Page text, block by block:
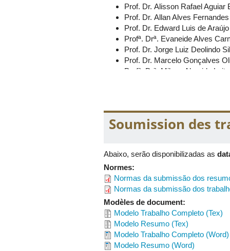
Prof. Dr. Alisson Rafael
Prof. Dr. Allan Alves
Prof. Dr. Edward Luis de
Profª. Drª. Evaneide Alves
Prof. Dr. Jorge Luiz Deolindo
Prof. Dr. Marcelo Gonçalves
Profª. Drª. Milena Almeida
Elder Nunes Florêncio da
Felipe Jun Long Jiang
José Antônio Alves Queiroz
Luiz Carlos Sobral de Santana
Miguel Sabino Rodrigues da
Paulo Henrique Cavalini Elias
Samara Aparecida Parreira
Vitor Daniel Arantes Freitas
Comissão Científica:
Profª. Drª. Tânia Maria
Soumission des
Abaixo, serão disponibilizadas as
Normes:
Normas da submissão dos
Normas da submissão dos
Modèles de document:
Modelo Trabalho Completo (Tex)
Modelo Resumo (Tex)
Modelo Trabalho Completo (Word)
Modelo Resumo (Word)